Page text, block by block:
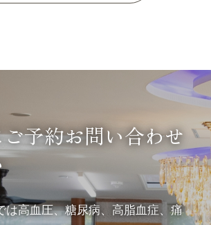
予約お問い合わせ
は高血圧、糖尿病、高脂血症、痛